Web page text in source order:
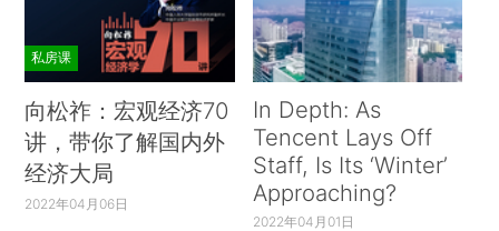
私房课
向松祚：宏观经济70
讲，带你了解国内外
经济大局
2022年04月06日
In Depth: As
Tencent Lays Off
Staff, Is Its ‘Winter’
Approaching?
2022年04月01日